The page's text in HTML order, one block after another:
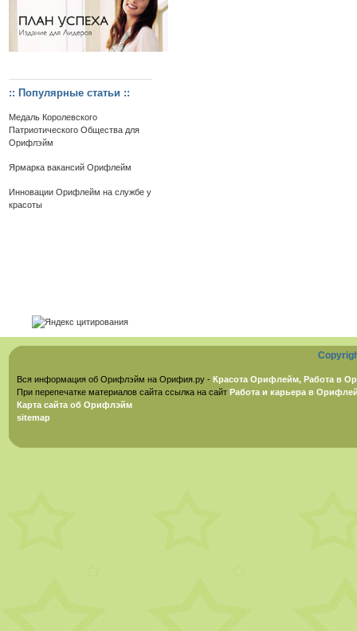
:: Популярные статьи ::
Медаль Королевского
Патриотического Общества для
Орифлэйм
Ярмарка вакансий Орифлейм
Инновации Орифлейм на службе у
красоты
Вся информация об Орифлэйм на Орифия.ру - Красота Орифлейм, Работа в
При перепечатке материалов сайта ссылка на сайт Работа и карьера в
Карта сайта об Орифлэйм
sitemap